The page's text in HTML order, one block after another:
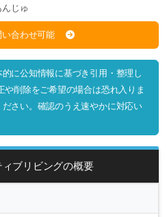
じゅ
い合わせ可能
に公知情報に基づき引用・整理し
削除をご希望の場合は恐れ入りま
さい。確認のうえ速やかに対応い
ブリビングの概要